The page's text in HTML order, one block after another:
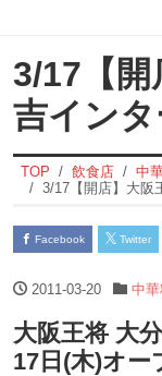
3/17【開
吉イン
TOP 飲食店
中
3/17【開店】大阪
Facebook Twitter
2011-03-20 中
大阪王将 大
17日(木)オー